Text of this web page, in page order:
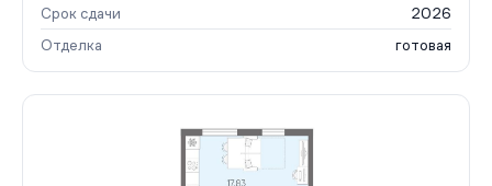
Срок сдачи
2026
Отделка
готовая